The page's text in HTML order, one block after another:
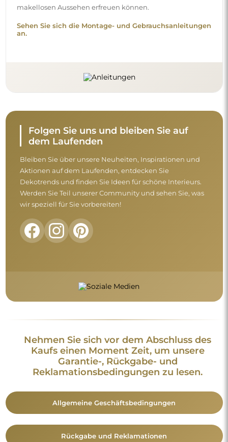
makellosen Aussehen erfreuen können.
Sehen Sie sich die Montage- und Gebrauchsanleitungen
an.
Folgen Sie uns und bleiben Sie auf
dem Laufenden
Bleiben Sie über unsere Neuheiten, Inspirationen und
Aktionen auf dem Laufenden, entdecken Sie
Dekotrends und finden Sie Ideen für schöne Interieurs.
Werden Sie Teil unserer Community und sehen Sie, was
wir speziell für Sie vorbereiten!
Nehmen Sie sich vor dem Abschluss des
Kaufs einen Moment Zeit, um unsere
Garantie-, Rückgabe- und
Reklamationsbedingungen zu lesen.
Allgemeine Geschäftsbedingungen
Rückgabe und Reklamationen